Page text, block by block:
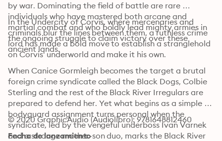
by war. Dominating the field of battle are rare
individuals who have mastered both arcane and
martial combat and who boldly lead mighty armies in
the ongoing struggle to claim victory over these
ancient lands.
In the Undercity of Corvis, where mercenaries and
criminals blur the lines between them, a ruthless crime
lord has made a bold move to establish a stranglehold
on Corvis' underworld and make it his own.
When Canice Gormleigh becomes the target a brutal
foreign crime syndicate called the Black Dogs, Colbie
Sterling and the rest of the Black River Irregulars are
prepared to defend her. Yet what begins as a simple
bodyguard assignment turns personal when the
syndicate, led by the vengeful underboss Ivan Varnek
and a strange mother-son duo, marks the Black River
© 2020 GraphicAudio (Audiolibro): 9781648812460
Fecha de lanzamiento